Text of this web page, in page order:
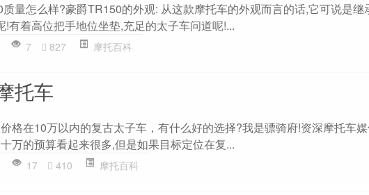
量怎么样?豪爵TR150的外观: 从这款摩托车的外观而言的话,它可说是继
!有着高位把手地位坐垫,充足的太子车问道呢!...
7 827 摩托百科
托车
格在10万以内的复古太子车，有什么好的选择?我是骠骑府!资深摩托车
万的预算看起来很多,但是如果目标定位在复...
17 410 摩托百科